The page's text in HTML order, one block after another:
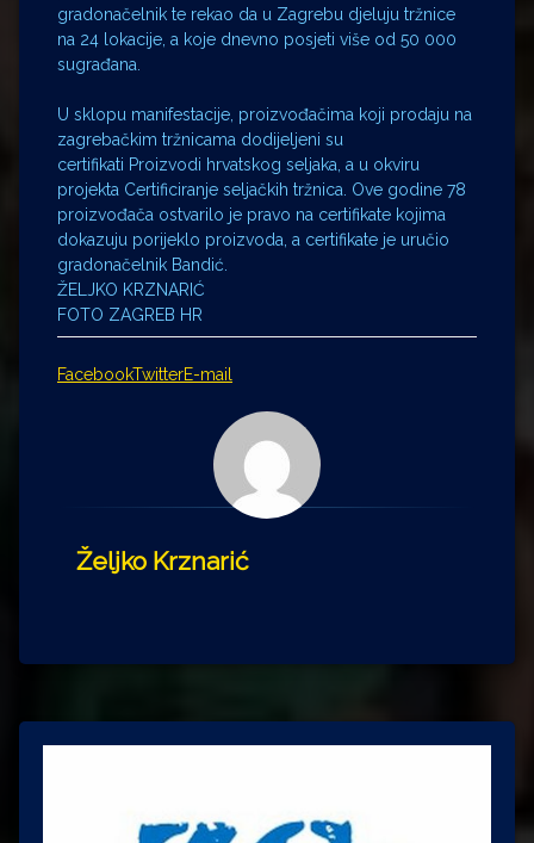
gradonačelnik te rekao da u Zagrebu djeluju tržnice
na 24 lokacije, a koje dnevno posjeti više od 50 000
sugrađana.
U sklopu manifestacije, proizvođačima koji prodaju na
zagrebačkim tržnicama dodijeljeni su
certifikati Proizvodi hrvatskog seljaka, a u okviru
projekta Certificiranje seljačkih tržnica. Ove godine 78
proizvođača ostvarilo je pravo na certifikate kojima
dokazuju porijeklo proizvoda, a certifikate je uručio
gradonačelnik Bandić.
ŽELJKO KRZNARIĆ
FOTO ZAGREB HR
FacebookTwitterE-mail
Željko Krznarić